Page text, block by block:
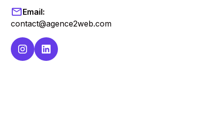
Email:
contact@agence2web.com